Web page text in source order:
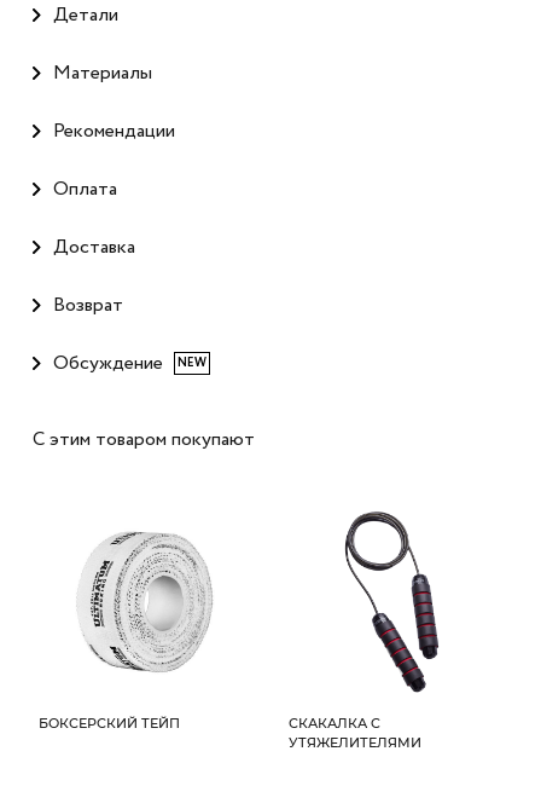
Детали
Материалы
Рекомендации
Оплата
Доставка
Возврат
Обсуждение NEW
С этим товаром покупают
БОКСЕРСКИЙ ТЕЙП
СКАКАЛКА C
УТЯЖЕЛИТЕЛЯМИ